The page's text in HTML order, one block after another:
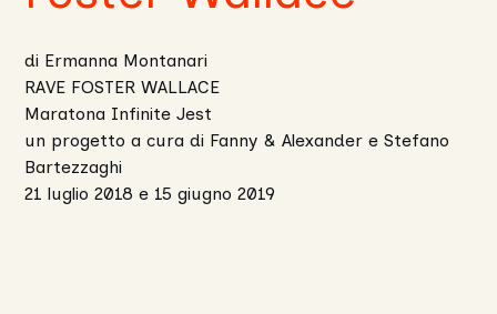
di Ermanna Montanari
RAVE FOSTER WALLACE
Maratona Infinite Jest
un progetto a cura di Fanny & Alexander e Stefano
Bartezzaghi
21 luglio 2018 e 15 giugno 2019